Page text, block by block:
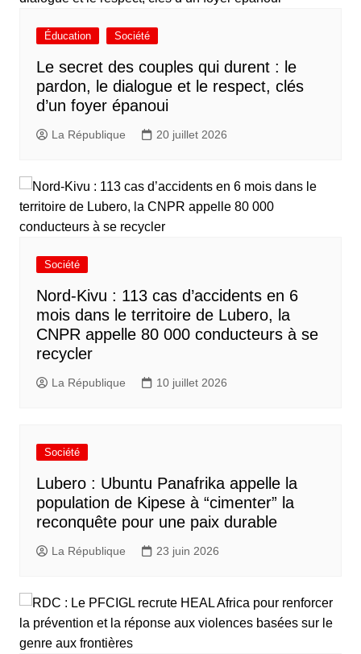
Éducation Société
Le secret des couples qui durent : le
pardon, le dialogue et le respect, clés
d’un foyer épanoui
La République 20 juillet 2026
Société
Nord-Kivu : 113 cas d’accidents en 6
mois dans le territoire de Lubero, la
CNPR appelle 80 000 conducteurs à se
recycler
La République 10 juillet 2026
Société
Lubero : Ubuntu Panafrika appelle la
population de Kipese à “cimenter” la
reconquête pour une paix durable
La République 23 juin 2026